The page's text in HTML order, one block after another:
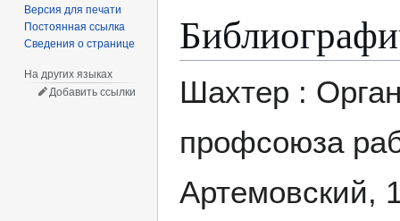
Шахтер :
профсоюза
Артемовский,
Версия для печати
Постоянная ссылка
Сведения о странице
На других языках
Добавить ссылки